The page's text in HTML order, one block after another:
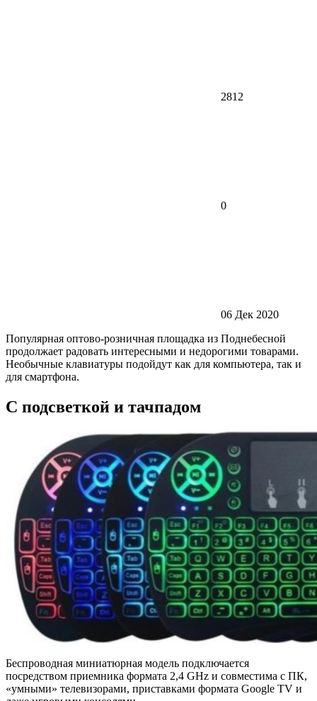
2812
0
06 Дек 2020
Популярная оптово-розничная площадка из Поднебесной
продолжает радовать интересными и недорогими товарами.
Необычные клавиатуры подойдут как для компьютера, так и
для смартфона.
С подсветкой и тачпадом
Беспроводная миниатюрная модель подключается
посредством приемника формата 2,4 GHz и совместима с ПК,
«умными» телевизорами, приставками формата Google TV и